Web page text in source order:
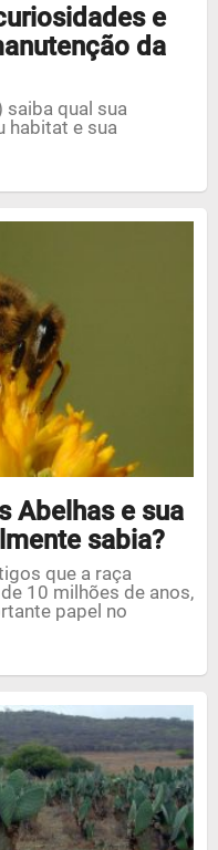
e
da
saiba qual sua
habitat e sua
Abelhas e sua
sabia?
que a raça
10 milhões de anos,
papel no